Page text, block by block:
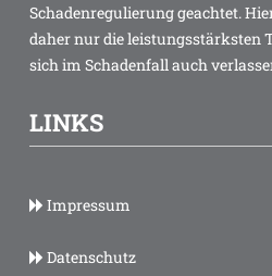
Schadenregulierung geachtet.
daher nur die leistungsstärksten
sich im Schadenfall auch
LINKS
Impressum
Datenschutz